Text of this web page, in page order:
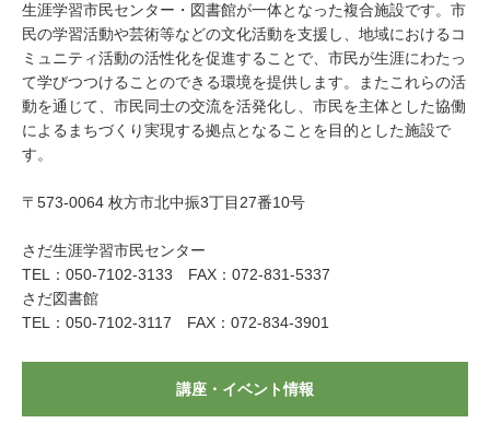
生涯学習市民センター・図書館が一体となった複合施設です。市
民の学習活動や芸術等などの文化活動を支援し、地域におけるコ
ミュニティ活動の活性化を促進することで、市民が生涯にわたっ
て学びつつけることのできる環境を提供します。またこれらの活
動を通じて、市民同士の交流を活発化し、市民を主体とした協働
によるまちづくり実現する拠点となることを目的とした施設で
す。
〒573-0064 枚方市北中振3丁目27番10号
さだ生涯学習市民センター
TEL：050-7102-3133 FAX：072-831-5337
さだ図書館
TEL：050-7102-3117 FAX：072-834-3901
講座・イベント情報